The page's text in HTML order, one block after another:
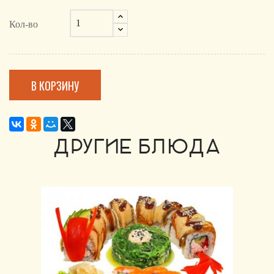
Кол-во
В КОРЗИНУ
ДРУГИЕ БЛЮДА